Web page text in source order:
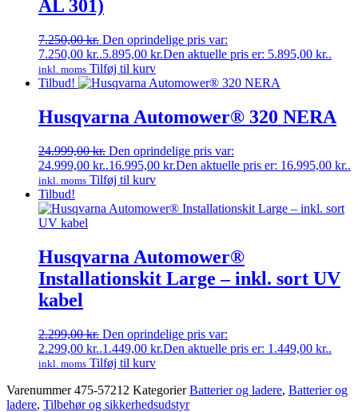
AL 301)
7.250,00kr. Den oprindelige pris var:
7.250,00 kr..5.895,00 kr.Den aktuelle pris er: 5.895,00 kr..
inkl. moms Tilføj til kurv
Tilbud!
Husqvarna Automower® 320 NERA
24.999,00kr. Den oprindelige pris var:
24.999,00 kr..16.995,00 kr.Den aktuelle pris er: 16.995,00 kr..
inkl. moms Tilføj til kurv
Tilbud!
Husqvarna Automower®
Installationskit Large – inkl. sort UV
kabel
2.299,00kr. Den oprindelige pris var:
2.299,00 kr..1.449,00 kr.Den aktuelle pris er: 1.449,00 kr..
inkl. moms Tilføj til kurv
Varenummer475-57212 Kategorier Batterier og ladere, Batterier og
ladere, Tilbehør og sikkerhedsudstyr